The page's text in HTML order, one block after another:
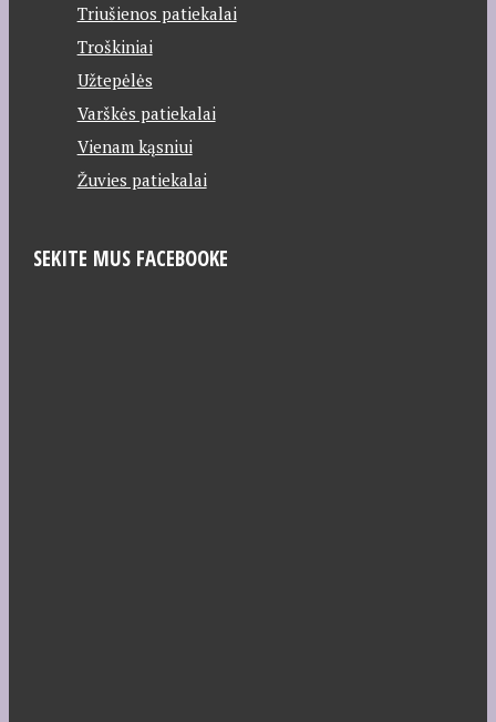
Triušienos patiekalai
Troškiniai
Užtepėlės
Varškės patiekalai
Vienam kąsniui
Žuvies patiekalai
SEKITE MUS FACEBOOKE